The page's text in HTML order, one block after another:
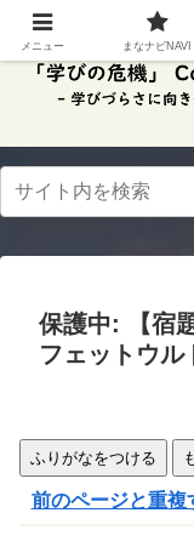
スク
リー
ンリ
ド。
この
ボタ
ンを
と、
げを
スム
保護中: 【宿
フェットウル
ふりがなをつける
前のページと重複
メニュー まなナビNAVI